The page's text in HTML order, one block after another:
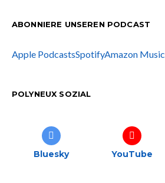
ABONNIERE UNSEREN PODCAST
Apple PodcastsSpotifyAmazon Music
POLYNEUX SOZIAL
Bluesky YouTube